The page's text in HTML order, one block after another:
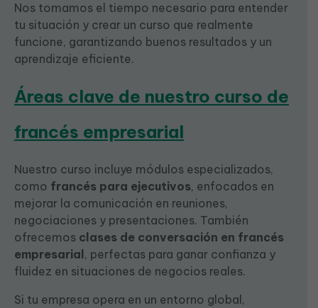
Nos tomamos el tiempo necesario para entender
tu situación y crear un curso que realmente
funcione, garantizando buenos resultados y un
aprendizaje eficiente.
Áreas clave de nuestro curso de
francés empresarial
Nuestro curso incluye módulos especializados,
como francés para ejecutivos, enfocados en
mejorar la comunicación en reuniones,
negociaciones y presentaciones. También
ofrecemos clases de conversación en francés
empresarial , perfectas para ganar confianza y
fluidez en situaciones de negocios reales.
Si tu empresa opera en un entorno global,